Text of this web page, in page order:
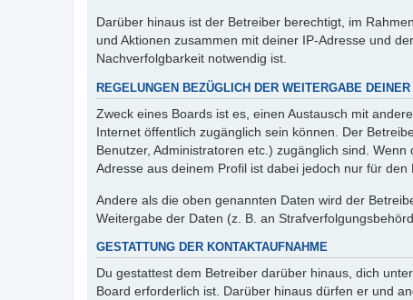
Darüber hinaus ist der Betreiber berechtigt, im
und Aktionen zusammen mit deiner IP-Adresse und
Nachverfolgbarkeit notwendig ist.
REGELUNGEN BEZÜGLICH DER WEITERGABE DEINER
Zweck eines Boards ist es, einen Austausch mit
Internet öffentlich zugänglich sein können. Der
Benutzer, Administratoren etc.) zugänglich sind.
Adresse aus deinem Profil ist dabei jedoch nur für
Andere als die oben genannten Daten wird der
Weitergabe der Daten (z. B. an
GESTATTUNG DER KONTAKTAUFNAHME
Du gestattest dem Betreiber darüber hinaus, dich
Board erforderlich ist. Darüber hinaus dürfen er und